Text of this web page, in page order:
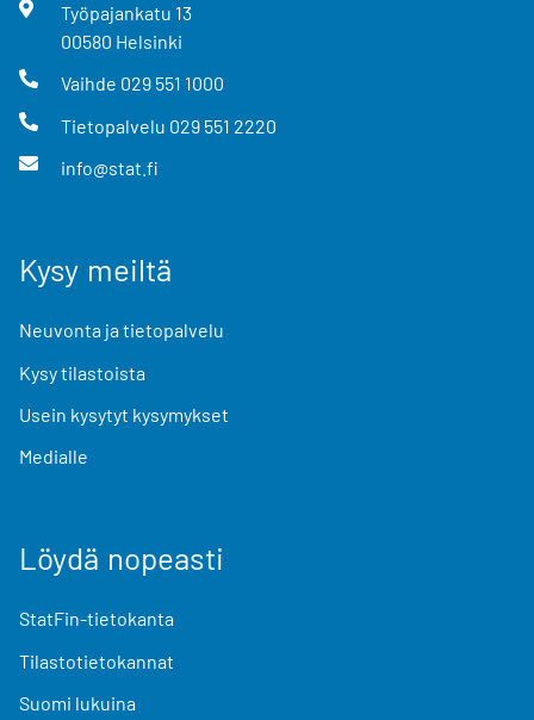
Työpajankatu 13
00580 Helsinki
Vaihde 029 551 1000
Tietopalvelu 029 551 2220
info@stat.fi
Kysy meiltä
Neuvonta ja tietopalvelu
Kysy tilastoista
Usein kysytyt kysymykset
Medialle
Löydä nopeasti
StatFin-tietokanta
Tilastotietokannat
Suomi lukuina